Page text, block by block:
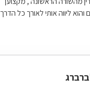
ליווה אותי לאורך כל הדרך
ואפילו בשבת . כל עצה שלו
חשוב ולכל כך הרבה אנשים .